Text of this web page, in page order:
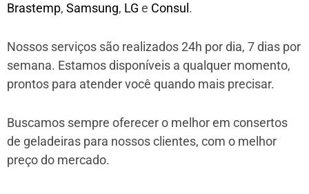
Brastemp, Samsung, LG e Consul .
Nossos serviços são realizados 24h por dia, 7 dias por
semana. Estamos disponíveis a qualquer momento,
prontos para atender você quando mais precisar.
Buscamos sempre oferecer o melhor em consertos
de geladeiras para nossos clientes, com o melhor
preço do mercado.